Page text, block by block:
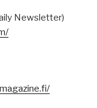
Newsletter)